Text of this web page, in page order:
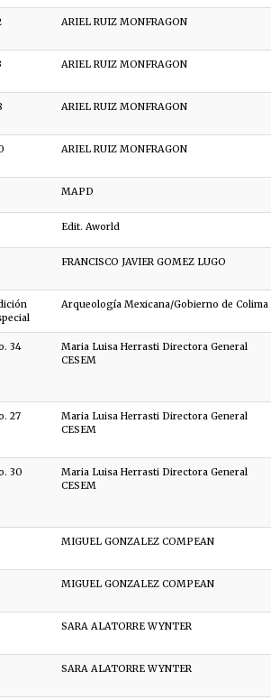
ARIEL RUIZ MONFRAGON
ARIEL RUIZ MONFRAGON
ARIEL RUIZ MONFRAGON
ARIEL RUIZ MONFRAGON
MAPD
Edit. Aworld
FRANCISCO JAVIER GOMEZ LUGO
Arqueología Mexicana/Gobierno de Colima
34
Maria Luisa Herrasti Directora General
CESEM
27
Maria Luisa Herrasti Directora General
CESEM
30
Maria Luisa Herrasti Directora General
CESEM
MIGUEL GONZALEZ COMPEAN
MIGUEL GONZALEZ COMPEAN
SARA ALATORRE WYNTER
SARA ALATORRE WYNTER